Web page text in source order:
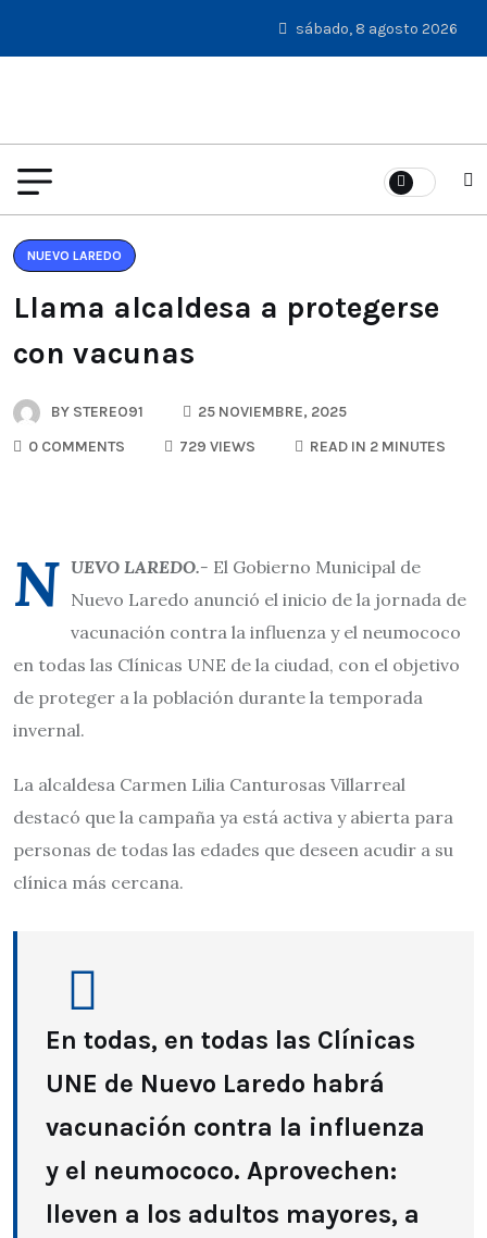
sábado, 8 agosto 2026
NUEVO LAREDO
Llama alcaldesa a protegerse
con vacunas
BY STEREO91
25 NOVIEMBRE, 2025
0 COMMENTS
729 VIEWS READ IN 2 MINUTES
N UEVO LAREDO.- El Gobierno Municipal de
Nuevo Laredo anunció el inicio de la jornada de
vacunación contra la influenza y el neumococo
en todas las Clínicas UNE de la ciudad, con el objetivo
de proteger a la población durante la temporada
invernal.
La alcaldesa Carmen Lilia Canturosas Villarreal
destacó que la campaña ya está activa y abierta para
personas de todas las edades que deseen acudir a su
clínica más cercana.
En todas, en todas las Clínicas
UNE de Nuevo Laredo habrá
vacunación contra la influenza
y el neumococo. Aprovechen:
lleven a los adultos mayores, a